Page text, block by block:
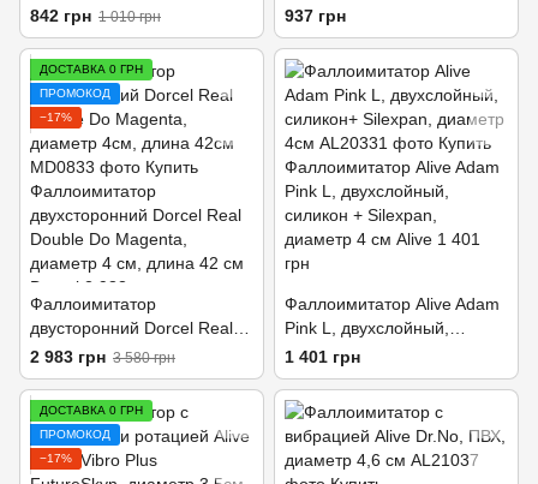
диаметр 4,2см
842 грн 1 010 грн
отлично для страпона,
макс. диам. 4см, длина
16,7см
937 грн
ДОСТАВКА 0 ГРН
ПРОМОКОД
−17%
Фаллоимитатор
двусторонний Dorcel Real
Double Do Magenta,
диаметр 4см, длина 42см
2 983 грн 3 580 грн
Фаллоимитатор Alive Adam
Pink L, двухслойный,
силикон+ Silexpan, диаметр
4см
1 401 грн
ДОСТАВКА 0 ГРН
ПРОМОКОД
−17%